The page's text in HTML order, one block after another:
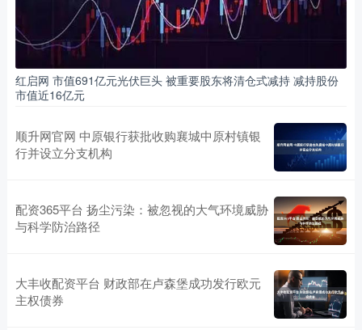
红启网 市值691亿元光伏巨头 被重要股东将清仓式减持 减持股份
市值近16亿元
顺升网官网 中原银行获批收购襄城中原村镇银
行并设立分支机构
配资365平台 扬尘污染：被忽视的大气环境威胁
与科学防治路径
大丰收配资平台 财政部在卢森堡成功发行欧元
主权债券